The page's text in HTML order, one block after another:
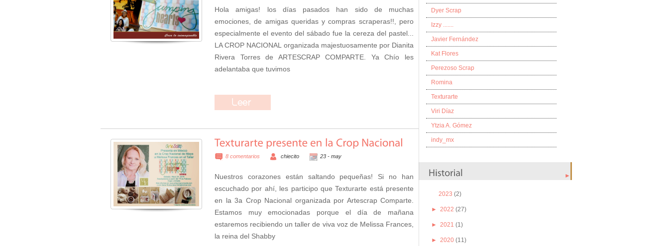
Hola amigas! los días pasados han sido de muchas
emociones, de amigas queridas y compras scraperas!!, pero
especialmente el evento del sábado fue la cereza del pastel...
LA CROP NACIONAL organizada majestuosamente por Dianita
Rivera Torres de ARTESCRAP COMPARTE. Ya Chío les
adelantaba que tuvimos
8 comentarios chiecito 23 - may
Nuestros corazones están saltando pequeñas! Si no han
escuchado por ahí, les participo que Texturarte está presente
en la 3a Crop Nacional organizada por Artescrap Comparte.
Estamos muy emocionadas porque el día de mañana
estaremos recibiendo un taller de viva voz de Melissa Frances,
la reina del Shabby
Dyer Scrap
Izzy .......
Javier Fernández
Kat Flores
Perezoso Scrap
Romina
Texturarte
Viri Díaz
Ytzia A. Gómez
indy_mx
►
2023 (2)
► 2022 (27)
► 2021 (1)
► 2020 (11)